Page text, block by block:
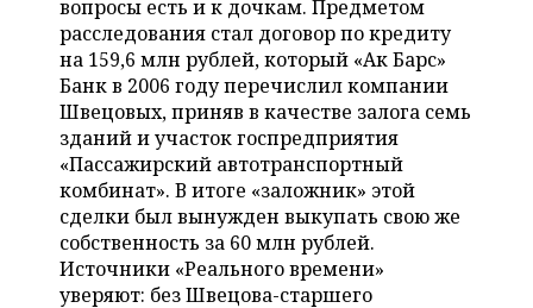
НЕФТЕХИМИЯ
НЕФТЬ
ОПК
ЭНЕРГЕТИКА
РОЗНИЧНАЯ ТОРГОВЛЯ
ТРАНСПОРТ
УСЛУГИ
ТЕХНОЛОГИИ
НОВОСТИ ТЕХНОЛОГИЙ
МЕДИА
ТЕЛЕКОММУНИКАЦИИ
МЕРОПРИЯТИЯ
НОВОСТИ МЕРОПРИЯТИЙ
ВЫЕЗДНАЯ РЕДАКЦИЯ
БИЗНЕС-БРАНЧИ
ONLINE-КОНФЕРЕНЦИИ
СПОРТ
НОВОСТИ СПОРТА
ФУТБОЛ
ХОККЕЙ
ОБЩЕСТВО
НОВОСТИ ОБЩЕСТВА
ВЛАСТЬ
ФОТОГАЛЕРЕЯ
СЮЖЕТЫ
вопросы есть и к дочкам. Предметом
расследования стал договор по кредиту
на 159,6 млн рублей, который «Ак Барс»
Банк в 2006 году перечислил компании
Швецовых, приняв в качестве залога семь
зданий и участок госпредприятия
«Пассажирский автотранспортный
комбинат». В итоге «заложник» этой
сделки был вынужден выкупать свою же
собственность за 60 млн рублей.
Источники «Реального времени»
уверяют: без Швецова-старшего